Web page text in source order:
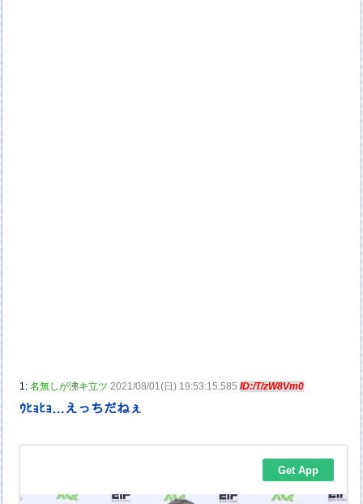
1:名無しが沸キ立ツ 2021/08/01(日) 19:53:15.585ID:/T/zW8Vm0
ｳﾋｮﾋｮ…えっちだねぇ